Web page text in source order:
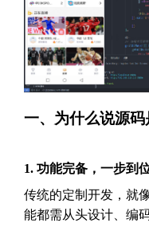
一、为什么说源码
1. 功能完备，一步到
传统的定制开发，就
能都需从头设计、编